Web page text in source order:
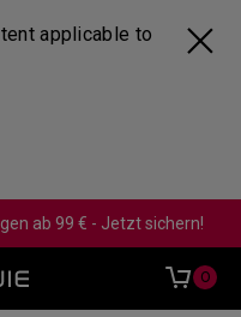
applicable to
ab 99 € - Jetzt sichern!
0